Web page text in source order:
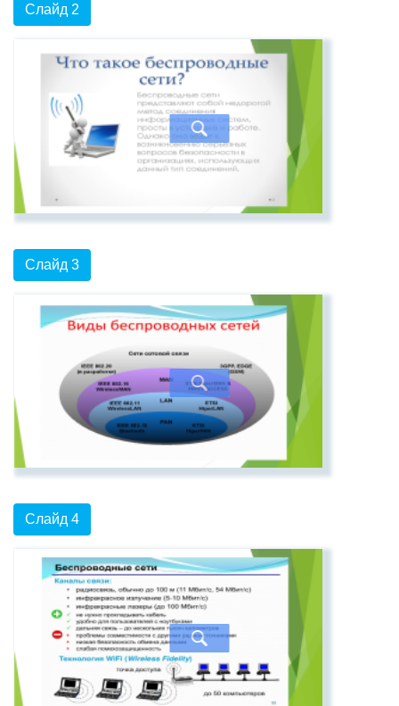
Слайд 2
Слайд 3
Слайд 4